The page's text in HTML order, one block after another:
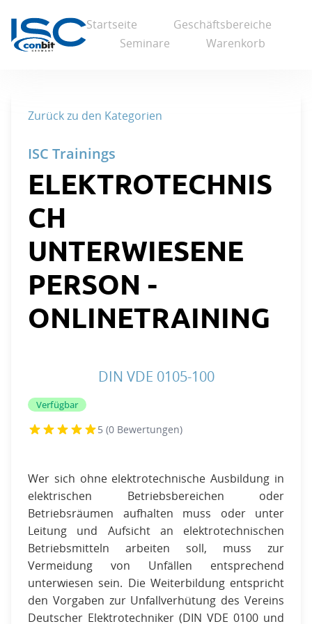
Startseite
Geschäftsbereiche
Seminare
Warenkorb
Zurück zu den Kategorien
ELEKTROTECHNIS
CH
UNTERWIESENE
PERSON -
ONLINETRAINING
DIN VDE 0105-100
Verfügbar
5 (0 Bewertungen)
Wer sich ohne elektrotechnische Ausbildung in
elektrischen Betriebsbereichen oder
Betriebsräumen aufhalten muss oder unter
Leitung und Aufsicht an elektrotechnischen
Betriebsmitteln arbeiten soll, muss zur
Vermeidung von Unfällen entsprechend
unterwiesen sein. Die Weiterbildung entspricht
den Vorgaben zur Unfallverhütung des Vereins
Deutscher Elektrotechniker (DIN VDE 0100 und